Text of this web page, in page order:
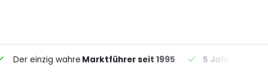
Der einzig wahre Marktführer seit 1995 5 Jahre